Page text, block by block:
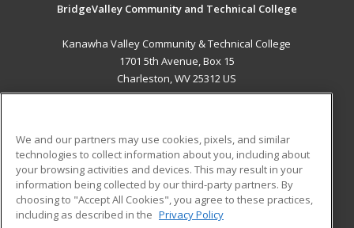
BridgeValley Community and Technical College
Kanawha Valley Community & Technical College
1701 5th Avenue, Box 15
Charleston, WV 25312 US
ADDITIONAL RESOURCES
Military
Financial Assistance
Help
Student Blog
We and our partners may use cookies, pixels, and similar
technologies to collect information about you, including about
your browsing activities and devices. This may result in your
information being collected by our third-party partners. By
choosing to "Accept All Cookies", you agree to these practices,
including as described in the Privacy Policy